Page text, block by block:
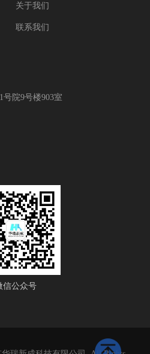
关于我们
联系我们
院9号楼903室
信公众号